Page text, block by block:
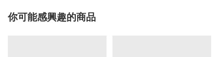
你可能感興趣的商品